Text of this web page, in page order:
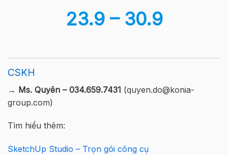
23.9 – 30.9
CSKH
→ Ms. Quyên – 034.659.7431 (quyen.do@konia-
group.com)
Tìm hiểu thêm:
SketchUp Studio – Trọn gói công cụ